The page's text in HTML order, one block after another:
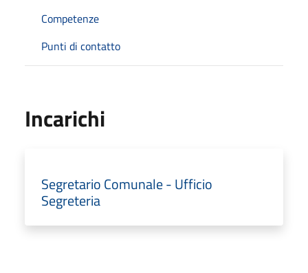
Competenze
Punti di contatto
Incarichi
Segretario Comunale - Ufficio
Segreteria